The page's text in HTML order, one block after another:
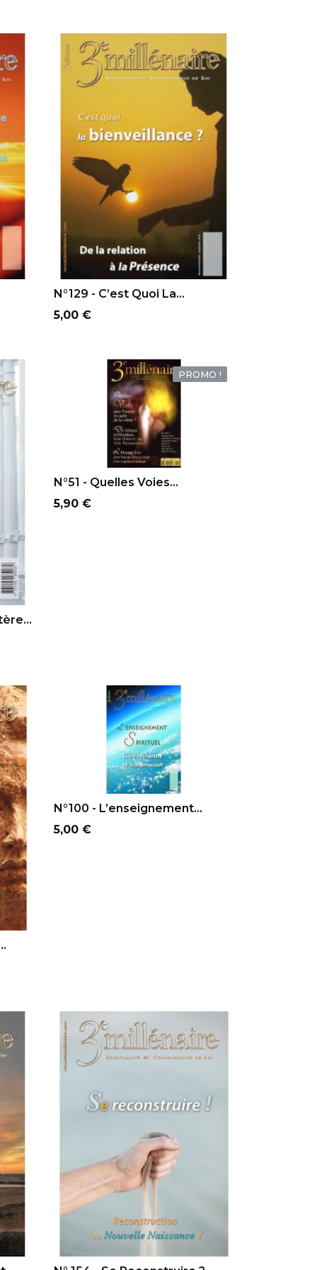
AJOUTER AU PANIER
N°129 - C’est Quoi La...
Prix
5,00 €
PROMO !
AJOUTER AU PANIER
N°51 - Quelles Voies...
Prix
5,90 €
AJOUTER AU PANIER
N°100 - L’enseignement...
Prix
5,00 €
AJOUTER AU PANIER